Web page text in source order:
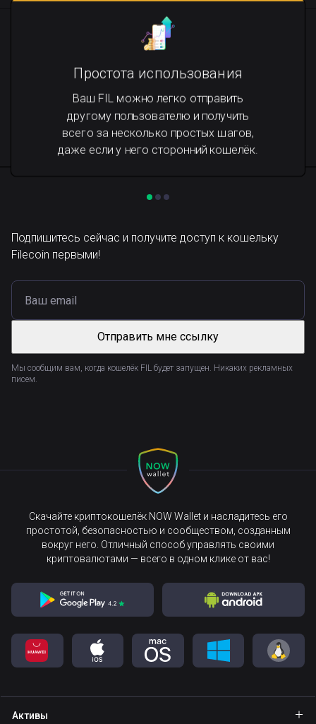
Простота использования
Ваш FIL можно легко отправить
другому пользователю и получить
всего за несколько простых шагов,
даже если у него сторонний кошелёк.
Подпишитесь сейчас и получите доступ к кошельку
Filecoin первыми!
Отправить мне ссылку
Мы сообщим вам, когда кошелёк FIL будет запущен. Никаких рекламных
писем.
Скачайте криптокошелёк NOW Wallet и насладитесь его
простотой, безопасностью и сообществом, созданным
вокруг него. Отличный способ управлять своими
криптовалютами — всего в одном клике от вас!
Активы